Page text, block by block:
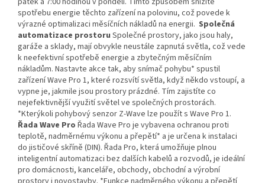
spotřebu energie těchto zařízení na polovinu, což povede k
výrazné optimalizaci měsíčních nákladů na energii. Společná
automatizace prostoru Společné prostory, jako jsou haly,
garáže a sklady, mají obvykle neustále zapnutá světla, což vede
k neefektivní spotřebě energie a zbytečným měsíčním
nákladům. Nastavte akce tak, aby snímač pohybu* spustil
zařízení Wave Pro 1, které rozsvítí světla, když někdo vstoupí, a
vypne je, jakmile jsou prostory prázdné. Tím zajistíte co
nejefektivnější využití světel ve společných prostorách.
*Kterýkoli pohybový senzor Z-Wave lze použít s Wave Pro 1.
Řada Wave Pro Řada Wave Pro je vybavena ochranou proti
teplotě, nadměrnému výkonu a přepětí* a je určena k instalaci
do jističové skříně (DIN). Řada Pro, která umožňuje plnou
inteligentní automatizaci bez dalších kabelů a rozvodů, je ideální
pro domácnosti, kanceláře, obchody, obchodní a výrobní